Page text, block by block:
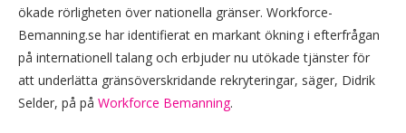
ökade rörligheten över nationella gränser. Workforce-
Bemanning.se har identifierat en markant ökning i efterfrågan
på internationell talang och erbjuder nu utökade tjänster för
att underlätta gränsöverskridande rekryteringar, säger, Didrik
Selder, på på Workforce Bemanning.